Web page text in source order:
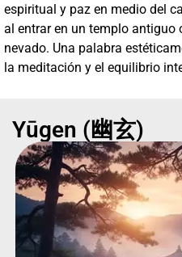
espiritual y paz en medio del
al entrar en un templo antiguo
nevado. Una palabra
la meditación y el equilibrio
Yūgen (幽玄)